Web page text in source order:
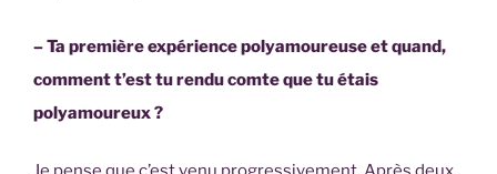
– Ta première expérience polyamoureuse et quand,
comment t’est tu rendu comte que tu étais
polyamoureux ?